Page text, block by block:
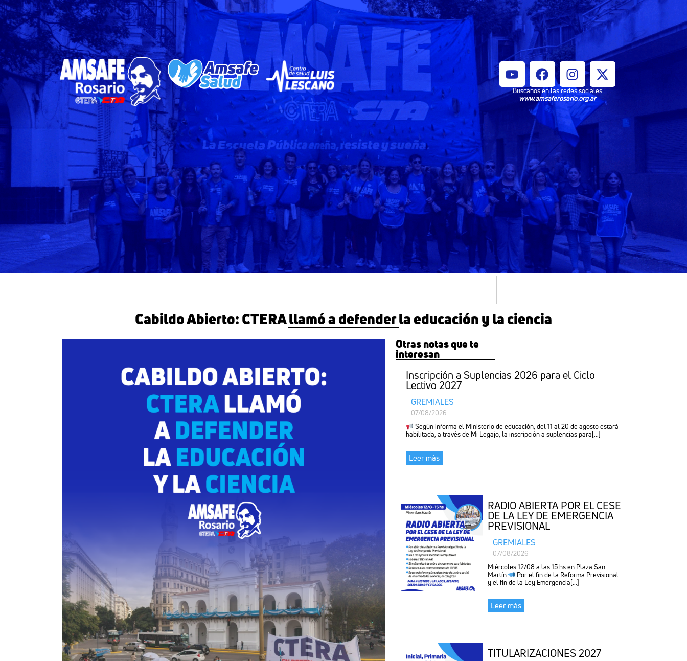
Buscanos en las redes sociales
www.amsaferosario.org.ar
Cabildo Abierto: CTERA llamó a defender la educación y la ciencia
Otras notas que te
interesan
Inscripción a Suplencias 2026 para el Ciclo
Lectivo 2027
GREMIALES
07/08/2026
Según informa el Ministerio de educación, del 11 al 20 de agosto estará
habilitada, a través de Mi Legajo, la inscripción a suplencias para[...]
Leer más
RADIO ABIERTA POR EL CESE
DE LA LEY DE EMERGENCIA
PREVISIONAL
GREMIALES
07/08/2026
Miércoles 12/08 a las 15 hs en Plaza San
Martín
Por el fin de la Reforma Previsional
y el fin de la Ley Emergencia[...]
Leer más
TITULARIZACIONES 2027